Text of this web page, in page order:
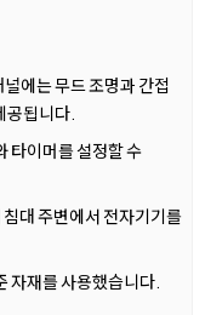
에는 무드 조명과 간접
공됩니다.
타이머를 설정할 수
대 주변에서 전자기기를
자재를 사용했습니다.